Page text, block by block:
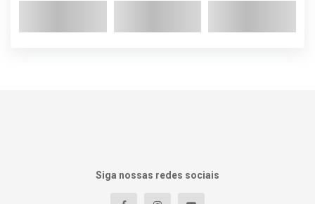
Siga nossas redes sociais